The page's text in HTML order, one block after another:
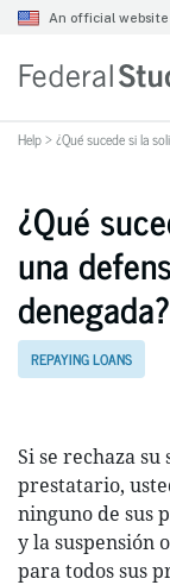
Help>¿Qué sucede si la
¿Qué
una
denegada?
REPAYING LOANS
Si se rechaza
prestatario,
ninguno de sus
y la suspensión
para todos sus